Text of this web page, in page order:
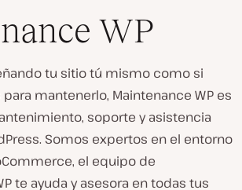
WP
tu sitio tú mismo como si
mantenerlo, Maintenance WP es
soporte y asistencia
Somos expertos en el entorno
el equipo de
te ayuda y asesora en todas tus